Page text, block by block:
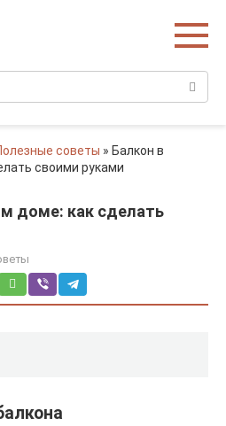
советы » Балкон в
своими руками
доме: как сделать